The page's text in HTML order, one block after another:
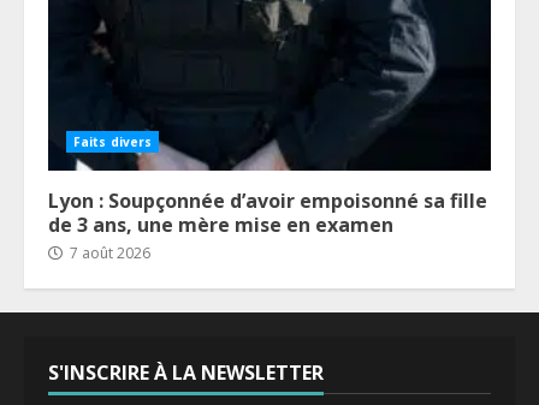
Faits divers
Lyon : Soupçonnée d’avoir empoisonné sa fille
de 3 ans, une mère mise en examen
7 août 2026
S'INSCRIRE À LA NEWSLETTER